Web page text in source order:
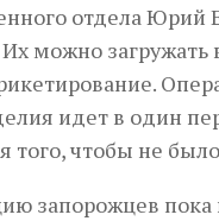
отдела Юрий
можно
идет в один
того, чтобы не
запорожцев